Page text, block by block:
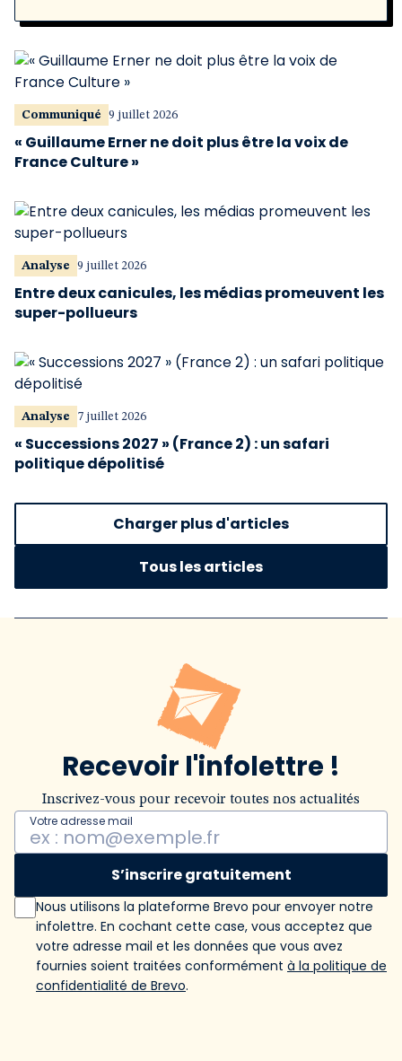
Communiqué 9 juillet 2026
« Guillaume Erner ne doit plus être la voix de
France Culture »
Analyse 9 juillet 2026
Entre deux canicules, les médias promeuvent les
super-pollueurs
Analyse 7 juillet 2026
« Successions 2027 » (France 2) : un safari
politique dépolitisé
Charger plus d'articles
Tous les articles
Recevoir l'infolettre !
Inscrivez-vous pour recevoir toutes nos actualités
Votre adresse mail
S’inscrire gratuitement
Nous utilisons la plateforme Brevo pour envoyer notre
infolettre. En cochant cette case, vous acceptez que
votre adresse mail et les données que vous avez
fournies soient traitées conformément à la politique de
confidentialité de Brevo.